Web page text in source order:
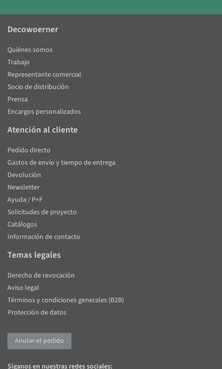
Decowoerner
Quiénes somos
Trabajo
Representante comercial
Socio de distribución
Prensa
Encargos personalizados
Atención al cliente
Pedido directo
Gastos de envío y tiempo de entrega
Devolución
Newsletter
Ayuda / P+F
Solicitudes de proyecto
Catálogos
Información de contacto
Temas legales
Derecho de revocación
Aviso legal
Términos y condiciones generales (B2B)
Protección de datos
Anular el pedido
Síganos en nuestras redes sociales: